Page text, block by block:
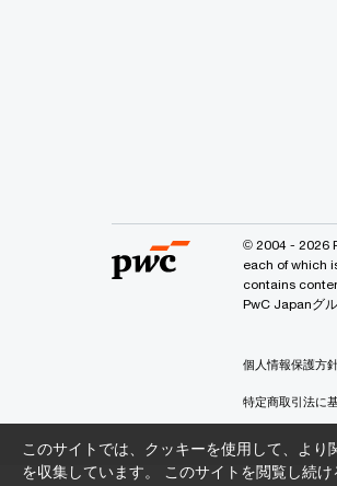
このサイトでは、クッキーを使用して、よ
を収集しています。 このサイトを閲覧し続
© 2004 - 2026
each of which
contains
PwC Japanグ
個人情報保護方
特定商取引法に